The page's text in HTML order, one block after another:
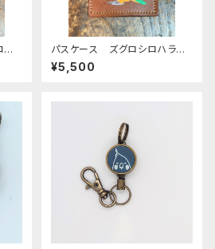
パスケース ズグロシロハライ
ンコ ブラウン 栃木レザー
¥5,500